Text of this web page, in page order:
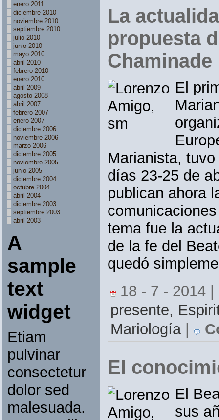
enero 2011
diciembre 2010
noviembre 2010
septiembre 2010
julio 2010
junio 2010
mayo 2010
abril 2010
febrero 2010
enero 2010
abril 2009
agosto 2008
abril 2007
febrero 2007
enero 2007
diciembre 2006
noviembre 2006
marzo 2006
diciembre 2005
noviembre 2005
junio 2005
diciembre 2004
octubre 2004
abril 2004
diciembre 2003
septiembre 2003
abril 2003
A
sample
text
widget
Etiam
pulvinar
consectetur
dolor sed
malesuada.
La
propuesta
Chaminade
El
Marianista,
días 23-25 de
publican ahora
tema fue la
de la fe del
quedó
18 - 7 - 2014 |
presente,
Mariología|
El
El
sus